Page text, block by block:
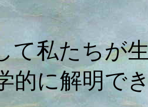
て私たちが
的に解明で